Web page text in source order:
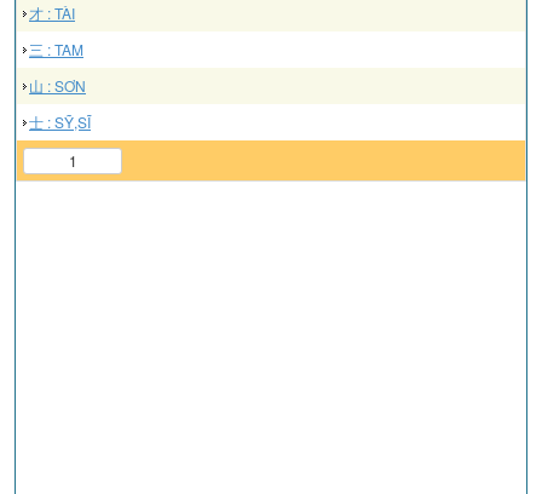
才 : TÀI
三 : TAM
山 : SƠN
士 : SỸ,SĨ
1